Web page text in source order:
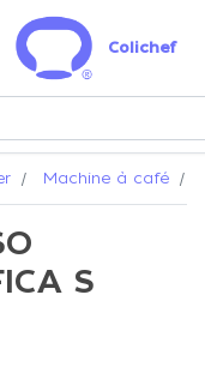
Colichef
Machine à café
S